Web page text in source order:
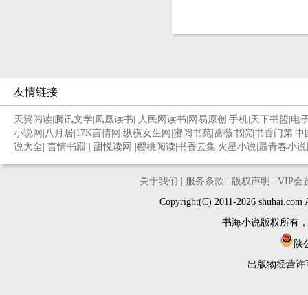
友情链接
天翼阅读 腾讯文学 凤凰读书 人民网读书 网易原创 手机 天下书盟 电
小说网 八月居 17K言情网 纵横女生网 蜜阅书苑 蔷薇书院 书香门第 中
说大全 言情书殿 甜悦读网 樱桃阅读 书香云集 火星小说 最青春小
关于我们 服务条款 版权声明
VIP会
Copyright(C) 2011-2026
书海小说版权所有
陕
出版物经营许